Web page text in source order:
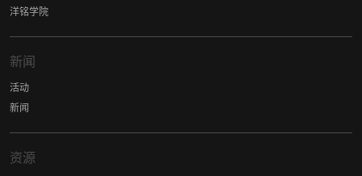
洋铭学院
新闻
活动
新闻
资源